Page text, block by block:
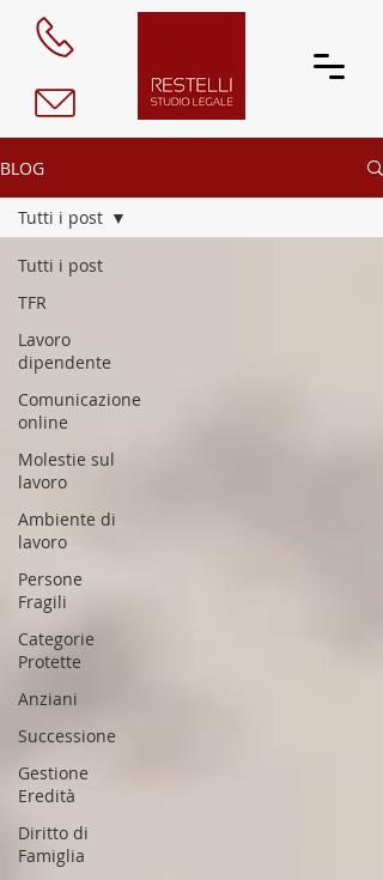
BLOG
Tutti i post
TFR
Lavoro
dipendente
Comunicazione
online
Molestie sul
lavoro
Ambiente di
lavoro
Persone
Fragili
Categorie
Protette
Anziani
Successione
Gestione
Eredità
Diritto di
Famiglia
Tutti i post